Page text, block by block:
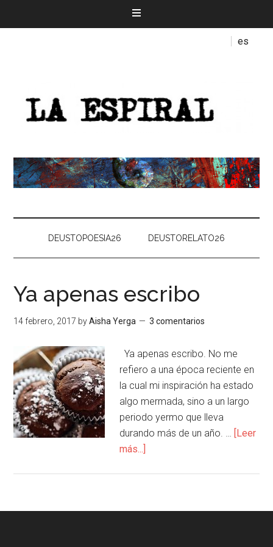
es
DEUSTOPOESIA26 DEUSTORELATO26
Ya apenas escribo
14 febrero, 2017 byAisha Yerga 3 comentarios
Ya apenas escribo. No me
refiero a una época reciente en
la cual mi inspiración ha estado
algo mermada, sino a un largo
periodo yermo que lleva
durando más de un año. … [Leer
más...]